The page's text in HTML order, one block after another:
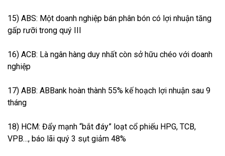
15) ABS: Một doanh nghiệp bán phân bón có lợi nhuận tăng
gấp rưỡi trong quý III
16) ACB: Là ngân hàng duy nhất còn sở hữu chéo với doanh
nghiệp
17) ABB: ABBank hoàn thành 55% kế hoạch lợi nhuận sau 9
tháng
18) HCM: Đẩy mạnh “bắt đáy” loạt cổ phiếu HPG, TCB,
VPB…, báo lãi quý 3 sụt giảm 48%